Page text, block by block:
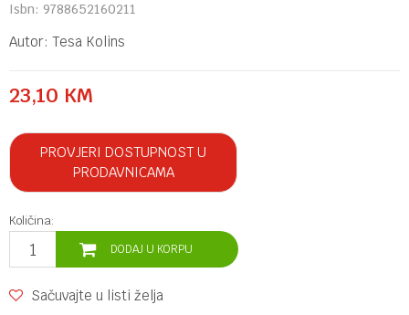
Isbn: 9788652160211
Autor: Tesa Kolins
23,10 KM
PROVJERI DOSTUPNOST U
PRODAVNICAMA
Količina:
DODAJ U KORPU
Sačuvajte u listi želja